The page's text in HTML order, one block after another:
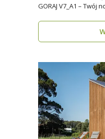
GORAJ V7_A1 – Twój